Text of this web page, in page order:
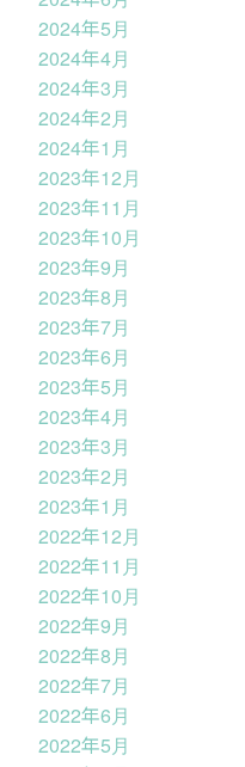
2024年5月
2024年4月
2024年3月
2024年2月
2024年1月
2023年12月
2023年11月
2023年10月
2023年9月
2023年8月
2023年7月
2023年6月
2023年5月
2023年4月
2023年3月
2023年2月
2023年1月
2022年12月
2022年11月
2022年10月
2022年9月
2022年8月
2022年7月
2022年6月
2022年5月